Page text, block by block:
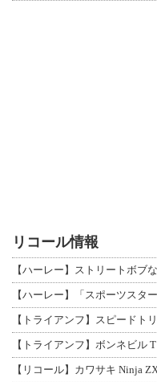
リコール情報
【ハーレー】ストリートボブ
【トライアンフ】スピードト
【リコール】カワサキ Ninja